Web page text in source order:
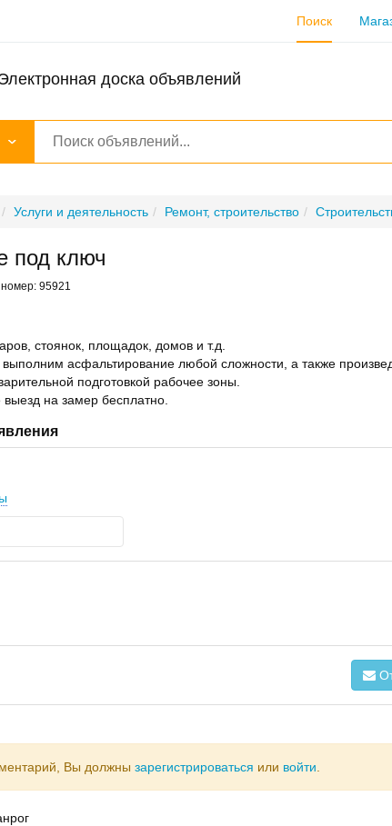
Поиск
доска объявлений
Услуги и деятельность Ремонт, строительство
под ключ
95921
стоянок, площадок, домов и т.д.
выполним асфальтирование любой сложности, а также
подготовкой рабочее зоны.
выезд на замер бесплатно.
Вы должны зарегистрироваться или войти